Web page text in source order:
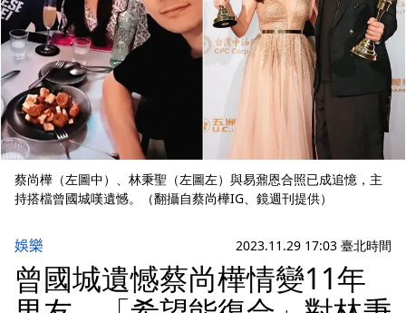
蔡尚樺（左圖中）、林秉聖（左圖左）與易鼐恩合照已成追憶，主
持搭檔曾國城嘆遺憾。（翻攝自蔡尚樺IG、鏡週刊提供）
娛樂 2023.11.29 17:03 臺北時間
曾國城遺憾蔡尚樺情變11年